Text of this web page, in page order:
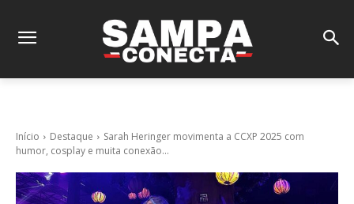
Início Destaque
Sarah Heringer movimenta a CCXP 2025 com
humor, cosplay e muita conexão...